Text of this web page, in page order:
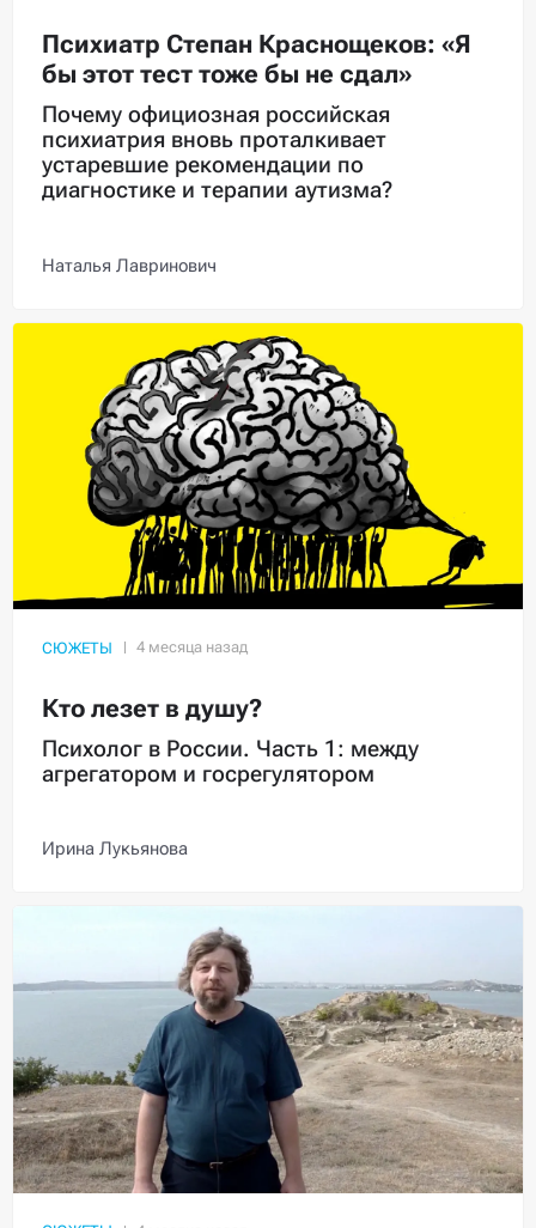
Психиатр Степан Краснощеков: «Я
бы этот тест тоже бы не сдал»
Почему официозная российская
психиатрия вновь проталкивает
устаревшие рекомендации по
диагностике и терапии аутизма?
Наталья Лавринович
СЮЖЕТЫ
Кто лезет в душу?
Психолог в России. Часть 1: между
агрегатором и госрегулятором
Ирина Лукьянова